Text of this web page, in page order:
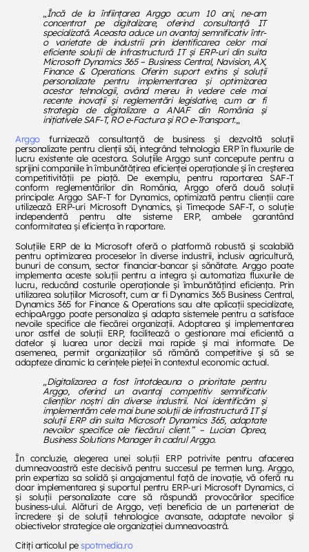
„Încă de la înființarea Arggo acum 10 ani, ne-am
concentrat pe digitalizare, oferind consultanță IT
specializată. Aceasta aduce un avantaj semnificativ într-
o varietate de industrii prin identificarea celor mai
eficiente soluții de infrastructură IT și ERP-uri din suita
Microsoft Dynamics 365 – Business Central, Navision, AX,
Finance & Operations. Oferim suport extins și soluții
personalizate pentru implementarea și optimizarea
acestor tehnologii, având mereu în vedere cele mai
recente inovații și reglementări legislative, cum ar fi
strategia de digitalizare a ANAF din România și
inițiativele SAF-T, RO e-Factura și RO e-Transport.„
Arggofurnizează consultanță de business și dezvoltă soluții
personalizate pentru clienții săi, integrând tehnologia ERP în fluxurile de
lucru existente ale acestora. Soluțiile Arggo sunt concepute pentru a
sprijini companiile în îmbunătățirea eficienței operaționale și în creșterea
competitivității pe piață. De exemplu, pentru raportarea SAF-T
conform reglementărilor din România, Arggo oferă două soluții
principale: Arggo SAF-T for Dynamics, optimizată pentru clienții care
utilizează ERP-uri Microsoft Dynamics, și Timeqode SAF-T, o soluție
independentă pentru alte sisteme ERP, ambele garantând
conformitatea și eficiența în raportare.
Soluțiile ERP de la Microsoft oferă o platformă robustă și scalabilă
pentru optimizarea proceselor în diverse industrii, inclusiv agricultură,
bunuri de consum, sector financiar-bancar și sănătate. Arggo poate
implementa aceste soluții pentru a integra și automatiza fluxurile de
lucru, reducând costurile operaționale și îmbunătățind eficiența. Prin
utilizarea soluțiilor Microsoft, cum ar fi Dynamics 365 Business Central,
Dynamics 365 for Finance & Operations sau alte aplicații specializate,
echipaArggo poate personaliza și adapta sistemele pentru a satisface
nevoile specifice ale fiecărei organizații. Adoptarea și implementarea
unor astfel de soluții ERP, facilitează o gestionare mai eficientă a
datelor și luarea unor decizii mai rapide și mai informate. De
asemenea, permit organizațiilor să rămână competitive și să se
adapteze dinamic la cerințele pieței în contextul economic actual.
„Digitalizarea a fost întotdeauna o prioritate pentru
Arggo, oferind un avantaj competitiv semnificativ
clienților noștri din diverse industrii. Noi identificăm și
implementăm cele mai bune soluții de infrastructură IT și
soluții ERP din suita Microsoft Dynamics 365, adaptate
nevoilor specifice ale fiecărui client.” – Lucian Oprea,
Business Solutions Manager în cadrul Arggo.
În concluzie, alegerea unei soluții ERP potrivite pentru afacerea
dumneavoastră este decisivă pentru succesul pe termen lung. Arggo,
prin expertiza sa solidă și angajamentul față de inovație, vă oferă nu
doar implementarea și suportul pentru ERP-uri Microsoft Dynamics, ci
și soluții personalizate care să răspundă provocărilor specifice
business-ului. Alături de Arggo, veți beneficia de un parteneriat de
încredere și de soluții tehnologice avansate, adaptate nevoilor și
obiectivelor strategice ale organizației dumneavoastră.
Citiți articolul pespotmedia.ro